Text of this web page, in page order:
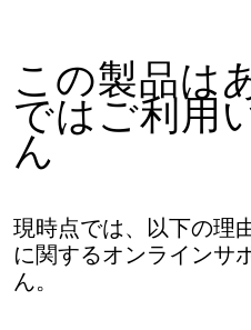
この製品は
ではご利用
ん
現時点では、以下の理
に関するオンラインサ
ん。